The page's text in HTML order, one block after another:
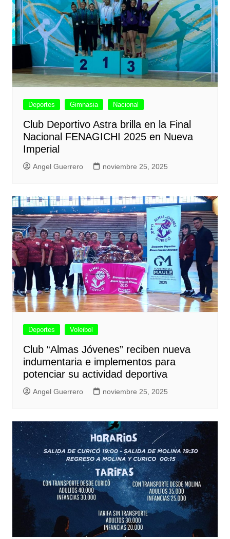
Deportes Gimnasia Nacional
Club Deportivo Astra brilla en la Final
Nacional FENAGICHI 2025 en Nueva
Imperial
Angel Guerrero noviembre 25, 2025
Deportes Voleibol
Club “Almas Jóvenes” reciben nueva
indumentaria e implementos para
potenciar su actividad deportiva
Angel Guerrero noviembre 25, 2025